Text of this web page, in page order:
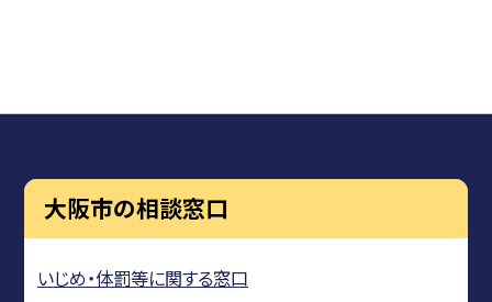
大阪市の相談窓口
いじめ・体罰等に関する窓口